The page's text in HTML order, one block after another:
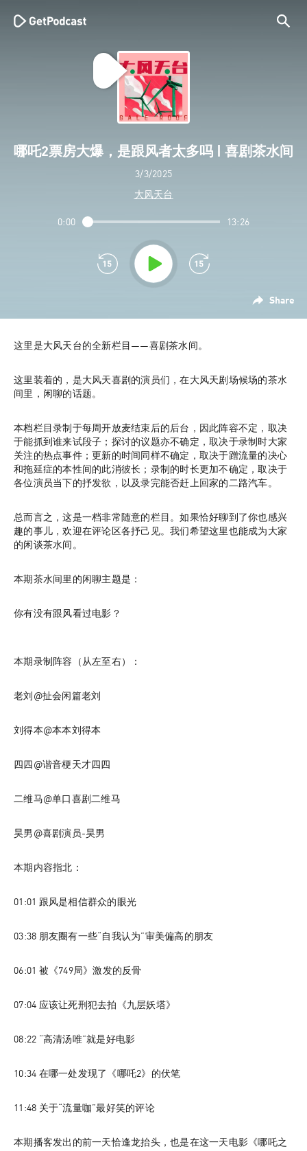
哪吒2票房大爆，是跟风者太多吗 | 喜剧茶水间
3/3/2025
大风天台
Share
0:00 13:26
这里是大风天台的全新栏目——喜剧茶水间。
这里装着的，是大风天喜剧的演员们，在大风天剧场候场的茶水
间里，闲聊的话题。
本档栏目录制于每周开放麦结束后的后台，因此阵容不定，取决
于能抓到谁来试段子；探讨的议题亦不确定，取决于录制时大家
关注的热点事件；更新的时间同样不确定，取决于蹭流量的决心
和拖延症的本性间的此消彼长；录制的时长更加不确定，取决于
各位演员当下的抒发欲，以及录完能否赶上回家的二路汽车。
总而言之，这是一档非常随意的栏目。如果恰好聊到了你也感兴
趣的事儿，欢迎在评论区各抒己见。我们希望这里也能成为大家
的闲谈茶水间。
本期茶水间里的闲聊主题是：
你有没有跟风看过电影？
本期录制阵容（从左至右）：
老刘@扯会闲篇老刘
刘得本@本本刘得本
四四@谐音梗天才四四
二维马@单口喜剧二维马
昊男@喜剧演员-昊男
本期内容指北：
01:01 跟风是相信群众的眼光
03:38 朋友圈有一些“自我认为”审美偏高的朋友
06:01 被《749局》激发的反骨
07:04 应该让死刑犯去拍《九层妖塔》
08:22 “高清汤唯”就是好电影
10:34 在哪一处发现了《哪吒2》的伏笔
11:48 关于“流量咖”最好笑的评论
本期播客发出的前一天恰逢龙抬头，也是在这一天电影《哪吒之